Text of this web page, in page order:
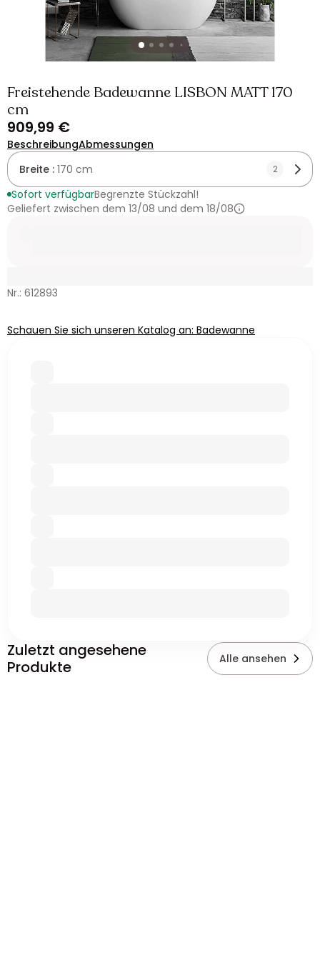
Freistehende Badewanne LISBON MATT 170
cm
909,99 €
BeschreibungAbmessungen
Breite : 170 cm 2
Sofort verfügbarBegrenzte Stückzahl!
Geliefert zwischen dem 13/08 und dem 18/08
Nr.: 612893
Schauen Sie sich unseren Katalog an: Badewanne
Zuletzt angesehene
Produkte
Alle ansehen